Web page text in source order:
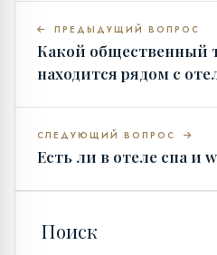
ПРЕДЫДУЩИЙ ВОПРОС
Какой общественный
находится рядом с
СЛЕДУЮЩИЙ ВОПРОС
Есть ли в отеле спа и
Поиск